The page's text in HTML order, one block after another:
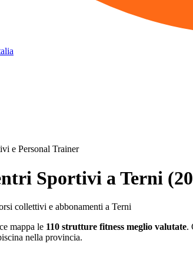
e Personal Trainer
Sportivi a Terni
collettivi e abbonamenti a Terni
mappa le 110 strutture fitness meglio valutate.
nella provincia.